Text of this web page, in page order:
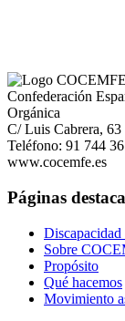
Confederación
Orgánica
C/ Luis Cabrera,
Teléfono: 91 744
www.cocemfe.es
Páginas
Sobre
Propósito
Qué hacemos
Movimiento